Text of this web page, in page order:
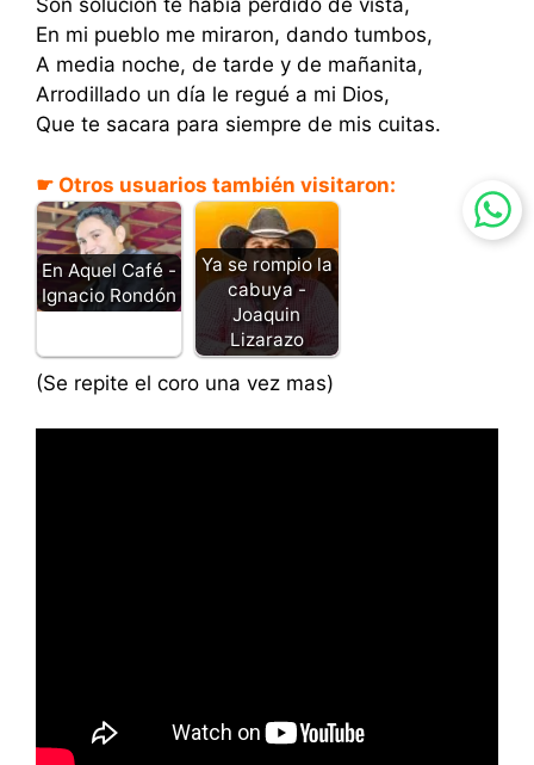
Son solución te había perdido de vista,
En mi pueblo me miraron, dando tumbos,
A media noche, de tarde y de mañanita,
Arrodillado un día le regué a mi Dios,
Que te sacara para siempre de mis cuitas.
☛ Otros usuarios también visitaron:
En Aquel Café -
Ignacio Rondón
Ya se rompio la
cabuya -
Joaquin
Lizarazo
(Se repite el coro una vez mas)